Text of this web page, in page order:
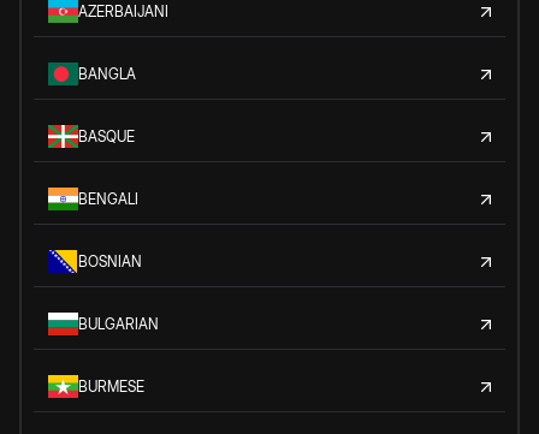
AZERBAIJANI
BANGLA
BASQUE
BENGALI
BOSNIAN
BULGARIAN
BURMESE